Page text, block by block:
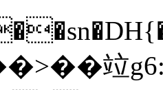
竝